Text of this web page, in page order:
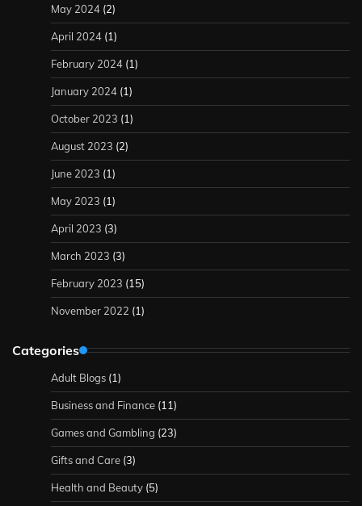
May 2024 (2)
April 2024 (1)
February 2024 (1)
January 2024 (1)
October 2023 (1)
August 2023 (2)
June 2023 (1)
May 2023 (1)
April 2023 (3)
March 2023 (3)
February 2023 (15)
November 2022 (1)
Categories
Adult Blogs (1)
Business and Finance (11)
Games and Gambling (23)
Gifts and Care (3)
Health and Beauty (5)